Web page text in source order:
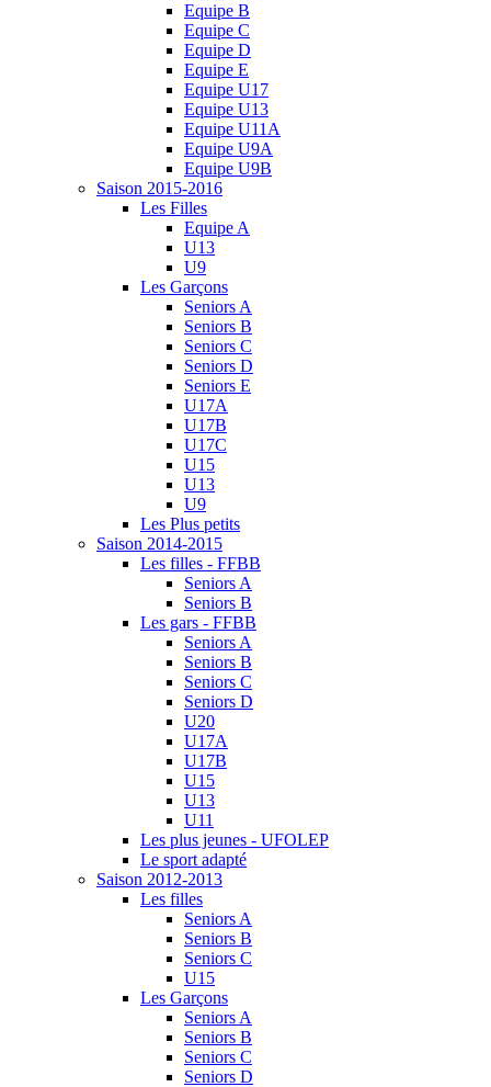
Equipe B
Equipe C
Equipe D
Equipe E
Equipe U17
Equipe U13
Equipe U11A
Equipe U9A
Equipe U9B
Saison 2015-2016
Les Filles
Equipe A
U13
U9
Les Garçons
Seniors A
Seniors B
Seniors C
Seniors D
Seniors E
U17A
U17B
U17C
U15
U13
U9
Les Plus petits
Saison 2014-2015
Les filles - FFBB
Seniors A
Seniors B
Les gars - FFBB
Seniors A
Seniors B
Seniors C
Seniors D
U20
U17A
U17B
U15
U13
U11
Les plus jeunes - UFOLEP
Le sport adapté
Saison 2012-2013
Les filles
Seniors A
Seniors B
Seniors C
U15
Les Garçons
Seniors A
Seniors B
Seniors C
Seniors D